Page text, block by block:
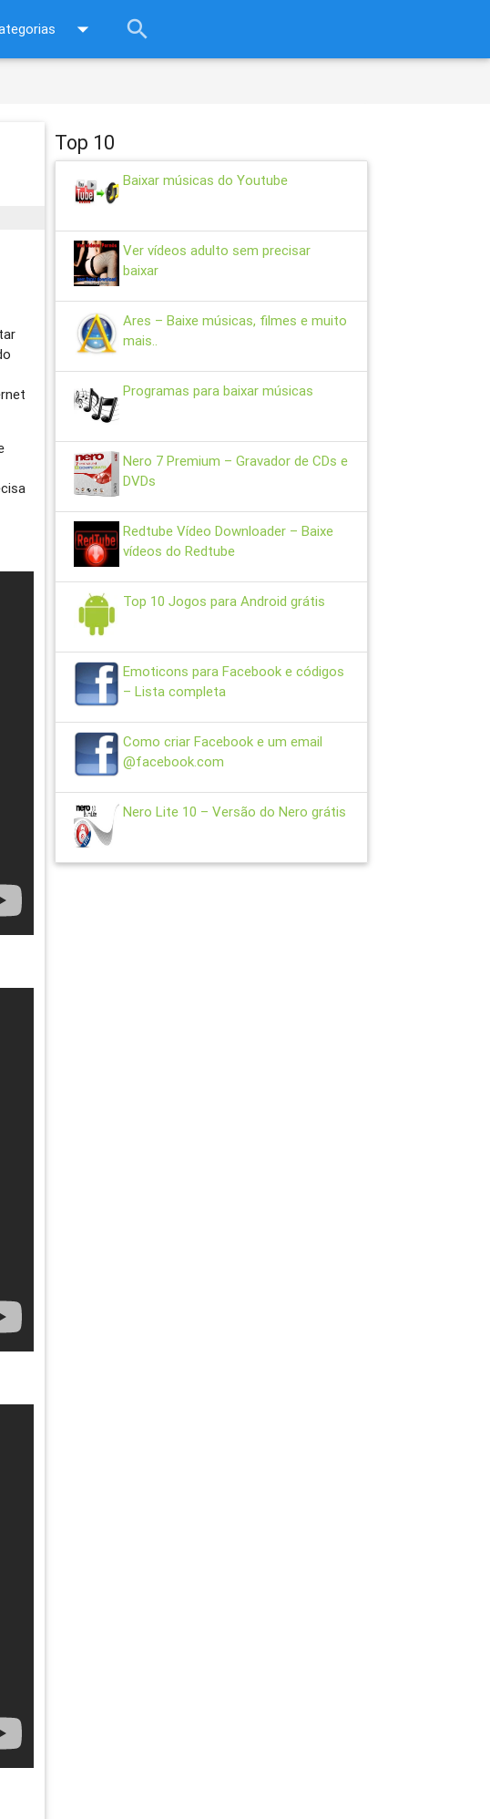
arrow_drop_down search
Top 10
Baixar músicas do Youtube
Ver vídeos adulto sem precisar
baixar
Ares – Baixe músicas, filmes e muito
mais..
Programas para baixar músicas
Nero 7 Premium – Gravador de CDs e
DVDs
Redtube Vídeo Downloader – Baixe
vídeos do Redtube
Top 10 Jogos para Android grátis
Emoticons para Facebook e códigos
– Lista completa
Como criar Facebook e um email
@facebook.com
Nero Lite 10 – Versão do Nero grátis